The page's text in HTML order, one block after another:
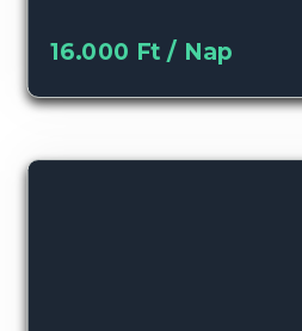
16.000 Ft / Nap